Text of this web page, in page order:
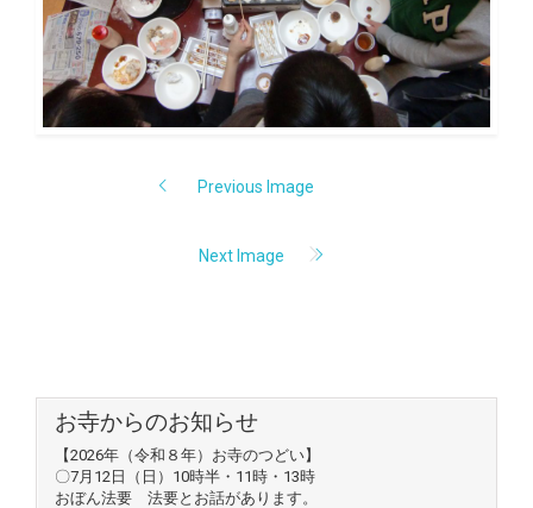
Previous Image
Next Image
お寺からのお知らせ
【2026年（令和８年）お寺のつどい】
〇7月12日（日）10時半・11時・13時
おぼん法要 法要とお話があります。